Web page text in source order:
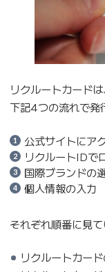
リクルートカード
下記4つの流れで発
公式サイトにア
リクルートIDで
国際ブランドの
個人情報の入力
それぞれ順番に見て
リクルートカー